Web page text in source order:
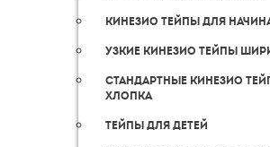
Кинезио тейпы для
Узкие кинезио тейпы
Стандартные кинезио
хлопка
Тейпы для детей